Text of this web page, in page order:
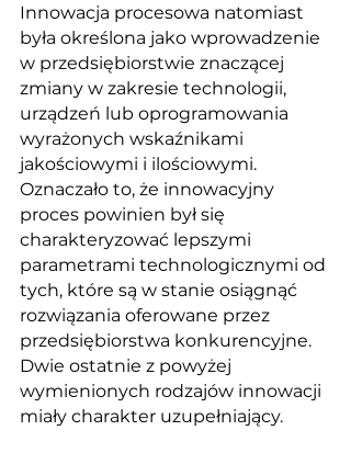
Innowacja procesowa natomiast
była określona jako wprowadzenie
w przedsiębiorstwie znaczącej
zmiany w zakresie technologii,
urządzeń lub oprogramowania
wyrażonych wskaźnikami
jakościowymi i ilościowymi.
Oznaczało to, że innowacyjny
proces powinien był się
charakteryzować lepszymi
parametrami technologicznymi od
tych, które są w stanie osiągnąć
rozwiązania oferowane przez
przedsiębiorstwa konkurencyjne.
Dwie ostatnie z powyżej
wymienionych rodzajów innowacji
miały charakter uzupełniający.